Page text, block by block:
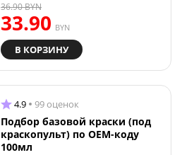
33.90 BYN
36.90BYN
В КОРЗИНУ
4.9 99 оценок
Подбор базовой краски (под
краскопульт) по OEM-коду
100мл